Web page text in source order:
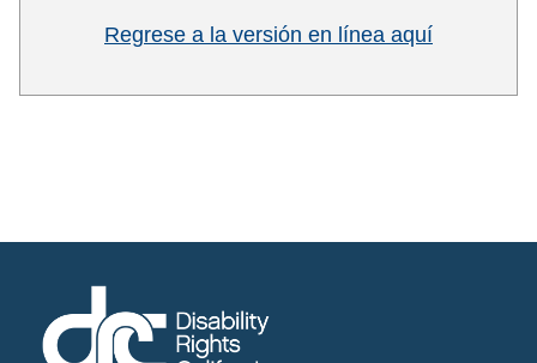
Regrese a la versión en línea aquí